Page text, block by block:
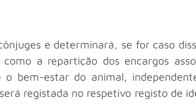
e determinará, se for caso
a repartição dos encargos
bem-estar do animal,
registada no respetivo registo de